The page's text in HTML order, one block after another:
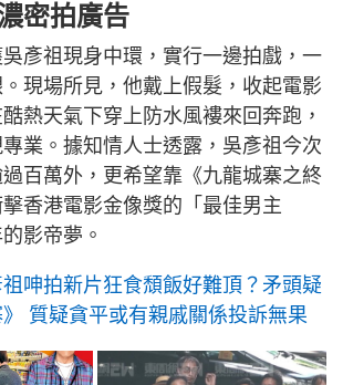
密拍廣告
彥祖現身中環，實行一邊拍戲，一
現場所見，他戴上假髮，收起電影
熱天氣下穿上防水風褸來回奔跑，
業。據知情人士透露，吳彥祖今次
百萬外，更希望靠《九龍城寨之終
香港電影金像獎的「最佳男主
影帝夢。
呻拍新片狂食頹飯好難頂？矛頭疑
質疑貪平或有親戚關係投訴無果